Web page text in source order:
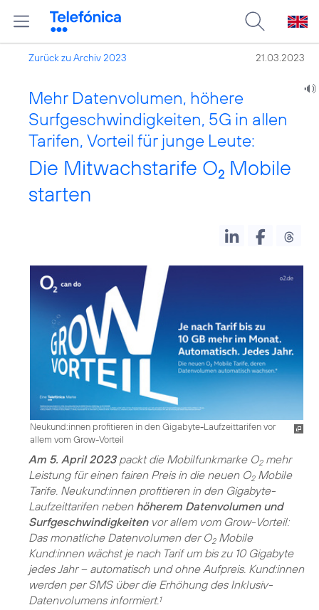
Zurück zu Archiv 2023 21.03.2023
Mehr Datenvolumen, höhere
Surfgeschwindigkeiten, 5G in allen
Tarifen, Vorteil für junge Leute:
Die Mitwachstarife O2 Mobile
starten
Neukund:innen profitieren in den Gigabyte-Laufzeittarifen vor
allem vom Grow-Vorteil
Am 5. April 2023packt die Mobilfunkmarke O2mehr
Leistung für einen fairen Preis in die neuen O2Mobile
Tarife. Neukund:innen profitieren in den Gigabyte-
Laufzeittarifen neben höherem Datenvolumen und
Surfgeschwindigkeitenvor allem vom Grow-Vorteil:
Das monatliche Datenvolumen der O2Mobile
Kund:innen wächst je nach Tarif um bis zu 10 Gigabyte
jedes Jahr – automatisch und ohne Aufpreis. Kund:innen
werden per SMS über die Erhöhung des Inklusiv-
Datenvolumens informiert. 1